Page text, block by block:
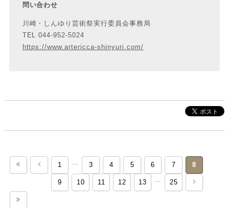
問い合わせ
川崎・しんゆり芸術祭実行委員会事務局
TEL 044-952-5024
https://www.artericca-shinyuri.com/
1 3 4 5 6 7 8
9 10 11 12 13 25